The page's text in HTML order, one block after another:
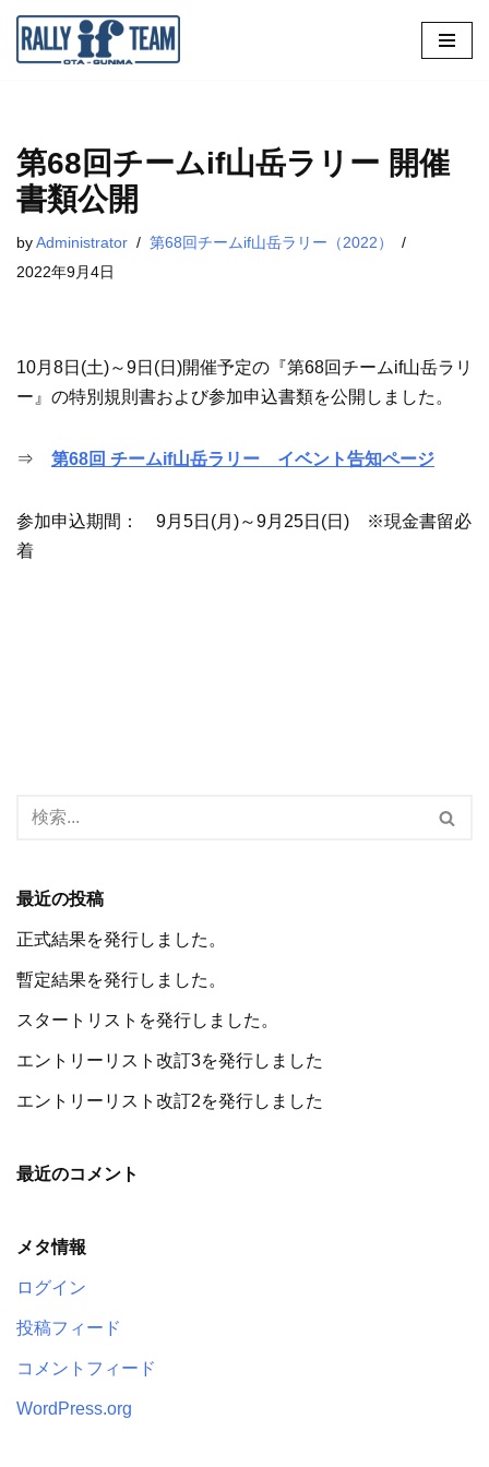
コ
ン
ツ
へ
ス
キ
第68回チームif山岳ラリー 開催
書類公開
byAdministrator
第68回チームif山岳ラリー（2022）
2022年9月4日
10月8日(土)～9日(日)開催予定の『第68回チームif山岳ラリ
ー』の特別規則書および参加申込書類を公開しました。
⇒ 第68回 チームif山岳ラリー イベント告知ページ
参加申込期間： 9月5日(月)～9月25日(日) ※現金書留必
着
最近の投稿
正式結果を発行しました。
暫定結果を発行しました。
スタートリストを発行しました。
エントリーリスト改訂3を発行しました
エントリーリスト改訂2を発行しました
最近のコメント
メタ情報
ログイン
投稿フィード
コメントフィード
WordPress.org